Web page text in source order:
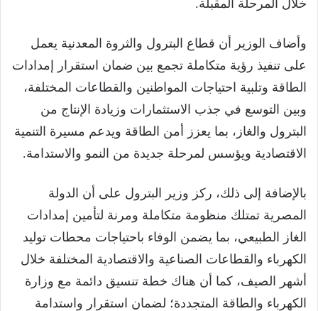
خلال المرحلة المقبلة.
وأضاف الوزير أن قطاع البترول والثروة المعدنية يعمل
على تنفيذ رؤية متكاملة تجمع بين ضمان استقرار إمدادات
الطاقة وتلبية احتياجات المواطنين والقطاعات المختلفة،
وبين التوسع في جذب الاستثمارات وزيادة الإنتاج من
البترول والغاز، بما يعزز أمن الطاقة ويدعم مسيرة التنمية
الاقتصادية ويؤسس لمرحلة جديدة من النمو والاستدامة.
بالإضافة إلى ذلك، ركز وزير البترول على أن الدولة
المصرية تمتلك منظومة متكاملة ومرنة لتأمين إمدادات
الغاز الطبيعي، بما يضمن الوفاء باحتياجات محطات توليد
الكهرباء والقطاعات الصناعية والاقتصادية المختلفة خلال
أشهر الصيف، كما أن هناك خطة تنسيق دائمة مع وزارة
الكهرباء والطاقة المتجددة؛ لضمان استقرار واستدامة